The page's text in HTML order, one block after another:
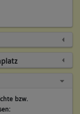
bzw.